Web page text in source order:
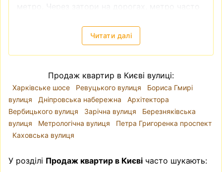
метро. Через затори на дорогах, метро часто
квартира біля метро завжди буде більш
привабливою як в інвестиційному плані
(наприклад, якщо ви плануєте купити
для власного проживання.
Продаж квартири без посередників недорого
Таке питання виникає доволі часто —
квартиру без посередника. І справді - чи
потрібен ріелтер, для чого сплачувати
додаткові кошти? Приблизно схожого плану
потрібен дизайнер? Ви можете самостійно
Читати далі
Продаж квартир в Києві вулиці:
Харківське шосе Ревуцького вулиця
Бориса Гмирі
вулиця
Дніпровська набережна
Архітектора
Вербицького вулиця
Зарічна вулиця
Березняківська
вулиця
Метрологічна вулиця
Петра Григоренка проспект
Каховська вулиця
У розділі Продаж квартир в Києві часто шукають: